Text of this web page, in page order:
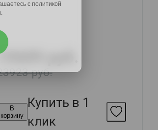
руб.
руб.
В
корзину
Купить в 1
клик
с политикой